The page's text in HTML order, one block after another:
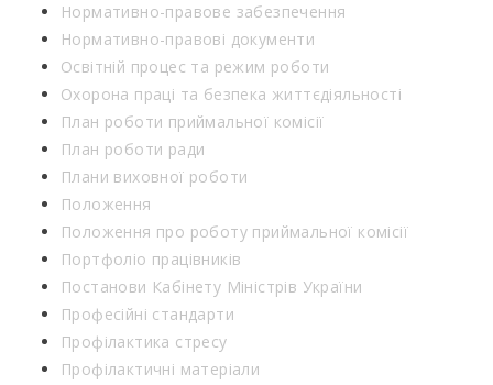
Нормативно-правове забезпечення
Нормативно-правові документи
Освітній процес та режим роботи
Охорона праці та безпека життєдіяльності
План роботи приймальної комісії
План роботи ради
Плани виховної роботи
Положення
Положення про роботу приймальної комісії
Портфоліо працівників
Постанови Кабінету Міністрів України
Професійні стандарти
Профілактика стресу
Профілактичні матеріали